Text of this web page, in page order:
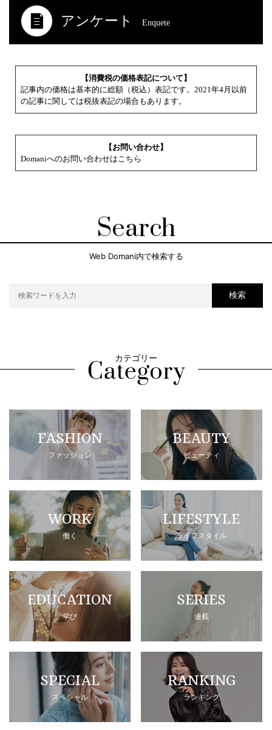
アンケート Enquete
【消費税の価格表記について】
記事内の価格は基本的に総額（税込）表記です。2021年4月以前
の記事に関しては税抜表記の場合もあります。
【お問い合わせ】
Domaniへのお問い合わせはこちら
Search
Web Domani内で検索する
検索
カテゴリー
FASHION
ファッション
BEAUTY
ビューティ
WORK
働く
LIFESTYLE
ライフスタイル
EDUCATION
学び
SERIES
連載
SPECIAL
スペシャル
RANKING
ランキング